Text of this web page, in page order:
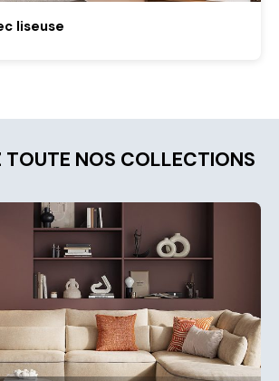
liseuse
TOUTE NOS COLLECTIONS